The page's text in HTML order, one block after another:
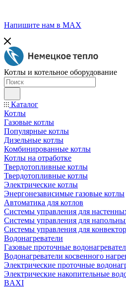
Напишите нам в МАХ
Котлы и котельное оборудование
Каталог
Котлы
Газовые котлы
Популярные котлы
Дизельные котлы
Комбинированные котлы
Котлы на отработке
Твердотопливные котлы
Твердотопливные котлы
Электрические котлы
Энергонезависимые газовые котлы
Автоматика для котлов
Системы управления для
Системы управления для
Системы управления для
Водонагреватели
Газовые проточные
Водонагреватели косвенного
Электрические проточные
Электрические накопительные
BAXI